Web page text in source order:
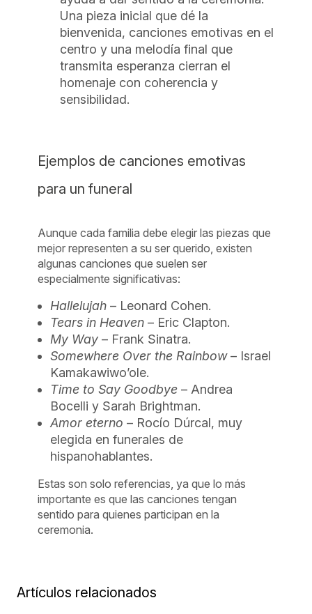
Una pieza inicial que dé la
bienvenida, canciones emotivas en el
centro y una melodía final que
transmita esperanza cierran el
homenaje con coherencia y
sensibilidad.
Ejemplos de canciones emotivas
para un funeral
Aunque cada familia debe elegir las piezas que
mejor representen a su ser querido, existen
algunas canciones que suelen ser
especialmente significativas:
Hallelujah – Leonard Cohen.
Tears in Heaven – Eric Clapton.
My Way – Frank Sinatra.
Somewhere Over the Rainbow– Israel
Kamakawiwo’ole.
Time to Say Goodbye – Andrea
Bocelli y Sarah Brightman.
Amor eterno – Rocío Dúrcal, muy
elegida en funerales de
hispanohablantes.
Estas son solo referencias, ya que lo más
importante es que las canciones tengan
sentido para quienes participan en la
ceremonia.
Artículos relacionados